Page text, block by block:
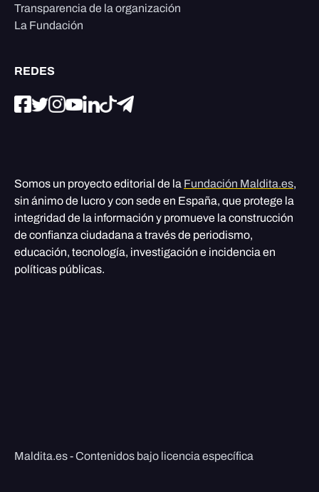
Transparencia de la organización
La Fundación
REDES
Somos un proyecto editorial de la Fundación Maldita.es,
sin ánimo de lucro y con sede en España, que protege la
integridad de la información y promueve la construcción
de confianza ciudadana a través de periodismo,
educación, tecnología, investigación e incidencia en
políticas públicas.
Maldita.es - Contenidos bajo licencia específica